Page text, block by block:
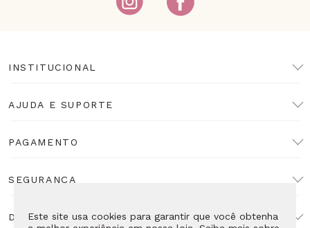
Este site usa cookies para garantir que você obtenha
INSTITUCIONAL
AJUDA E SUPORTE
PAGAMENTO
SEGURANÇA
DESENVOLVIMENTO